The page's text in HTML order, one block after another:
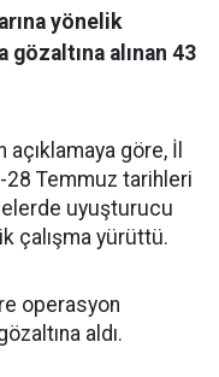
yönelik
alınan 43
açıklamaya göre, İl
28 Temmuz tarihleri
uyuşturucu
çalışma yürüttü.
operasyon
aldı.